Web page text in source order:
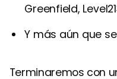
Greenfield,
Y más aún que
Terminaremos con